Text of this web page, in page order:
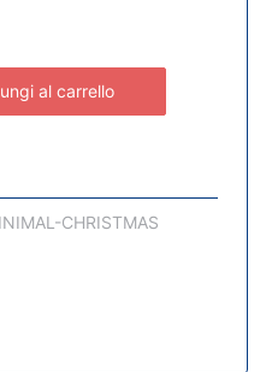
al carrello
CHRISTMAS